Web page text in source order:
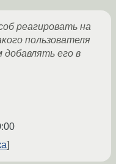
реагировать на
пользователя
его в